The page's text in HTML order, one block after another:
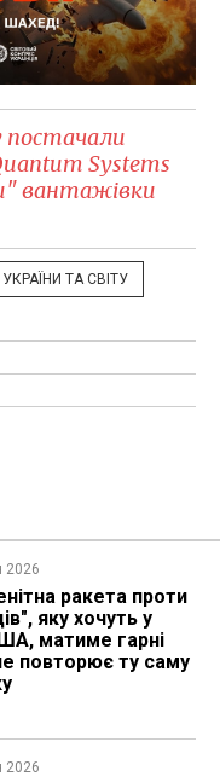
постачали
Systems
вантажівки
ТА СВІТУ
2026
ракета проти
яку хочуть у
матиме гарні
повторює ту саму
2026